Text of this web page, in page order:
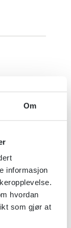
Om
informasjon
hvordan
som gjør at